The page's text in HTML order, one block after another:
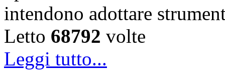
intendono adottare
Letto 68792 volte
Leggi tutto...